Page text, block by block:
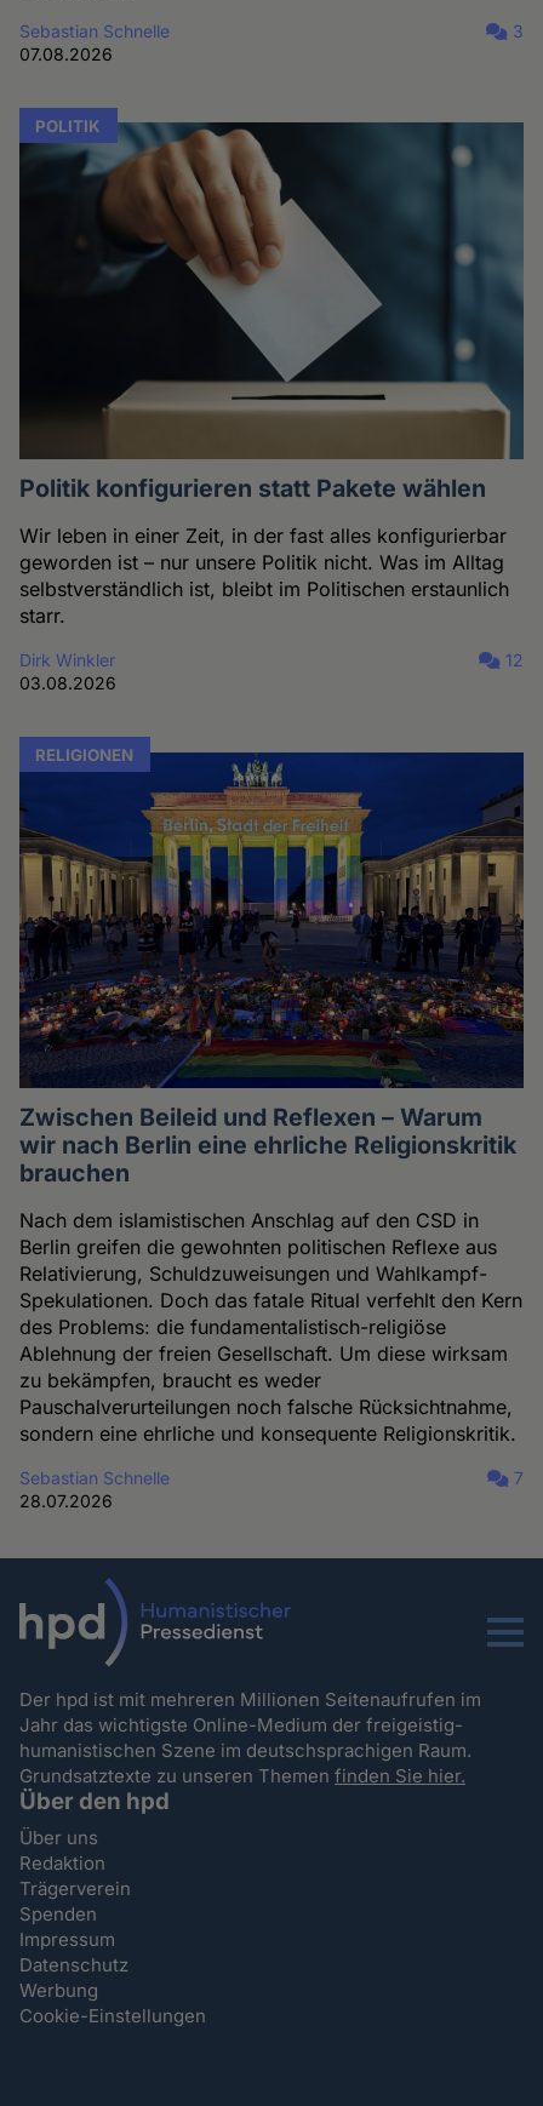
Sebastian Schnelle
07.08.2026
3
POLITIK
Politik konfigurieren statt Pakete wählen
Wir leben in einer Zeit, in der fast alles konfigurierbar
geworden ist – nur unsere Politik nicht. Was im Alltag
selbstverständlich ist, bleibt im Politischen erstaunlich
starr.
Dirk Winkler
03.08.2026
12
RELIGIONEN
Zwischen Beileid und Reflexen – Warum
wir nach Berlin eine ehrliche Religionskritik
brauchen
Nach dem islamistischen Anschlag auf den CSD in
Berlin greifen die gewohnten politischen Reflexe aus
Relativierung, Schuldzuweisungen und Wahlkampf-
Spekulationen. Doch das fatale Ritual verfehlt den Kern
des Problems: die fundamentalistisch-religiöse
Ablehnung der freien Gesellschaft. Um diese wirksam
zu bekämpfen, braucht es weder
Pauschalverurteilungen noch falsche Rücksichtnahme,
sondern eine ehrliche und konsequente Religionskritik.
Sebastian Schnelle
28.07.2026
7
Menu
Der hpd ist mit mehreren Millionen Seitenaufrufen im
Jahr das wichtigste Online-Medium der freigeistig-
humanistischen Szene im deutschsprachigen Raum.
Grundsatztexte zu unseren Themenfinden Sie hier.
Über den hpd
Über uns
Redaktion
Trägerverein
Spenden
Impressum
Datenschutz
Werbung
Cookie-Einstellungen